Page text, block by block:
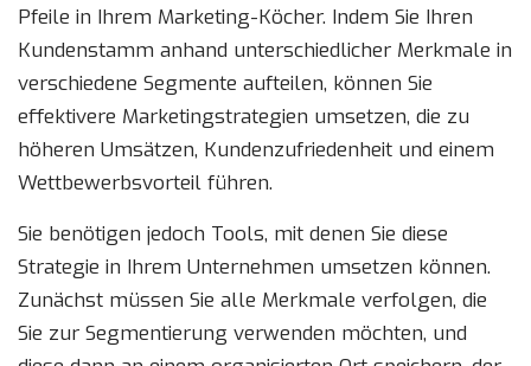
Pfeile in Ihrem Marketing-Köcher. Indem Sie Ihren
Kundenstamm anhand unterschiedlicher Merkmale in
verschiedene Segmente aufteilen, können Sie
effektivere Marketingstrategien umsetzen, die zu
höheren Umsätzen, Kundenzufriedenheit und einem
Wettbewerbsvorteil führen.
Sie benötigen jedoch Tools, mit denen Sie diese
Strategie in Ihrem Unternehmen umsetzen können.
Zunächst müssen Sie alle Merkmale verfolgen, die
Sie zur Segmentierung verwenden möchten, und